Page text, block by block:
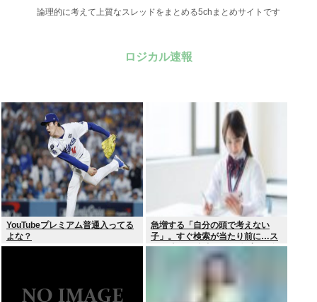
論理的に考えて上質なスレッドをまとめる5chまとめサイトです
ロジカル速報
YouTubeプレミアム普通入ってる
よな？
急増する「自分の頭で考えない
子」。すぐ検索が当たり前に…ス
マホ時代の”親切すぎる教育”が奪